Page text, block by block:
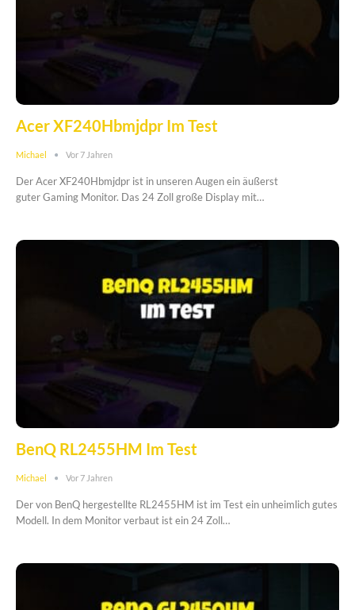
Acer XF240Hbmjdpr Im Test
Michael Vor 7 Jahren
Der Acer XF240Hbmjdpr ist in unseren Augen ein äußerst
guter Gaming Monitor. Das 24 Zoll große Display mit…
BenQ RL2455HM Im Test
Michael Vor 7 Jahren
Der von BenQ hergestellte RL2455HM ist im Test ein unheimlich gutes
Modell. In dem Monitor verbaut ist ein 24 Zoll…